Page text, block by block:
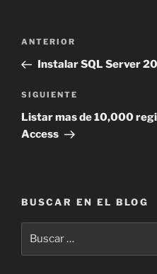
Navegación
entradas
Entrada
anterior:
ANTERIOR
Instalar SQL Server
Siguiente
entrada
SIGUIENTE
Listar mas de 10,000
Access
BUSCAR EN EL BLOG